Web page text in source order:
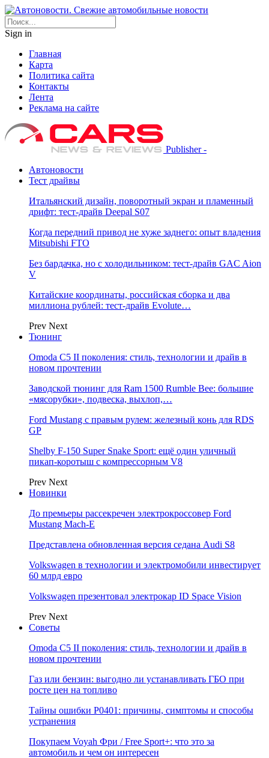
Sign in
Главная
Карта
Политика сайта
Контакты
Лента
Реклама на сайте
Publisher -
Автоновости
Тест драйвы
Итальянский дизайн, поворотный экран и пламенный
дрифт: тест-драйв Deepal S07
Когда передний привод не хуже заднего: опыт владения
Mitsubishi FTO
Без бардачка, но с холодильником: тест-драйв GAC Aion
V
Китайские координаты, российская сборка и два
миллиона рублей: тест-драйв Evolute…
Prev Next
Тюнинг
Omoda C5 II поколения: стиль, технологии и драйв в
новом прочтении
Заводской тюнинг для Ram 1500 Rumble Bee: большие
«мясорубки», подвеска, выхлоп,…
Ford Mustang с правым рулем: железный конь для RDS
GP
Shelby F-150 Super Snake Sport: ещё один уличный
пикап-коротыш с компрессорным V8
Prev Next
Новинки
До премьеры рассекречен электрокроссовер Ford
Mustang Mach-E
Представлена обновленная версия седана Audi S8
Volkswagen в технологии и электромобили инвестирует
60 млрд евро
Volkswagen презентовал электрокар ID Space Vision
Prev Next
Советы
Omoda C5 II поколения: стиль, технологии и драйв в
новом прочтении
Газ или бензин: выгодно ли устанавливать ГБО при
росте цен на топливо
Тайны ошибки P0401: причины, симптомы и способы
устранения
Покупаем Voyah Фри / Free Sport+: что это за
автомобиль и чем он интересен